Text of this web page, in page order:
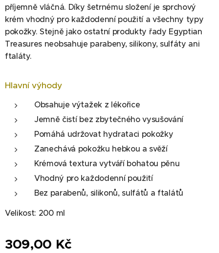
příjemně vláčná. Díky šetrnému složení je sprchový
krém vhodný pro každodenní použití a všechny typy
pokožky. Stejně jako ostatní produkty řady Egyptian
Treasures neobsahuje parabeny, silikony, sulfáty ani
ftaláty.
Hlavní výhody
Obsahuje výtažek z lékořice
Jemně čistí bez zbytečného vysušování
Pomáhá udržovat hydrataci pokožky
Zanechává pokožku hebkou a svěží
Krémová textura vytváří bohatou pěnu
Vhodný pro každodenní použití
Bez parabenů, silikonů, sulfátů a ftalátů
Velikost: 200 ml
309,00 Kč